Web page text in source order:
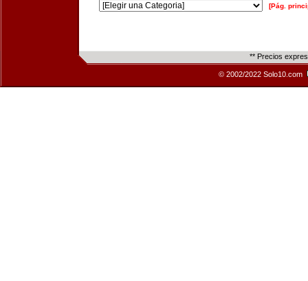
[Pág.
** Precios
© 2002/2022 Solo10.com